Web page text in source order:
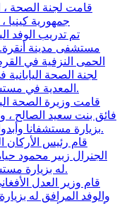
قامت لجنة الصحة ،
جمهورية كينيا
تم تدريب الوفد
مستشفى مدينة أنقرة.
الحمى النزفية في
لجنة الصحة
المعدية في مستشفى مدينة أنقرة.
قامت وزيرة الصحة
فائق بنت سعيد الصالح ،
بزيارة مستشفانا وأبدوا ملاحظاتهم عنها.
قام رئيس الأركان
الجنرال زبير محمود
له بزيارة مستشفى مدينة أنقرة.
قام وزير العدل
والوفد المرافق له